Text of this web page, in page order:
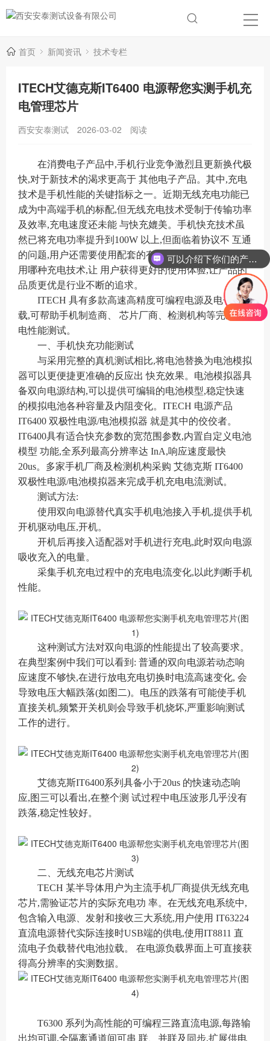
首页 新闻资讯 技术专栏
ITECH艾德克斯IT6400 电源帮您实测手机充
电管理芯片
西安安泰测试 2026-03-02 阅读
在消费电子产品中,手机行业竞争激烈且更新换代极
快,对于新技术的渴求更高于 其他电子产品。其中,充电
技术是手机性能的关键指标之一。近期无线充电功能已
成为中高端手机的标配,但无线充电技术受制于传输功率
及效率,充电速度还未能 与快充媲美。手机快充技术虽
然已将充电功率提升到100W 以上,但面临着协议不 互通
的问题,用户还需要使用配套的有线充电器。当然无论使
用哪种充电技术,让 用户获得更好的使用体验,让产品的
品质更优是行业不断的追求。
ITECH 具有多款高速高精度可编程电源及电子负
载,可帮助手机制造商、 芯片厂商、检测机构等完成充
电性能测试。
一、 手机快充功能测试
与采用完整的真机测试相比,将电池替换为电池模拟
器可以更便捷更准确的反应出 快充效果。电池模拟器具
备双向电源结构,可以提供可编辑的电池模型,稳定快速
的模拟电池各种容量及内阻变化。ITECH 电源产品
IT6400 双极性电源/电池模拟器 就是其中的佼佼者。
IT6400具有适合快充参数的宽范围参数,内置自定义电池
模型 功能,全系列最高分辨率达 InA,响应速度最快
20us。多家手机厂商及检测机构采购 艾德克斯 IT6400
双极性电源/电池模拟器来完成手机充电电流测试。
测试方法:
使用双向电源替代真实手机电池接入手机,提供手机
开机驱动电压,开机。
开机后再接入适配器对手机进行充电,此时双向电源
吸收充入的电量。
采集手机充电过程中的充电电流变化,以此判断手机
性能。
这种测试方法对双向电源的性能提出了较高要求。
在典型案例中我们可以看到 : 普通的双向电源若动态响
应速度不够快,在进行放电充电切换时电流高速变化, 会
导致电压大幅跌落(如图二)。电压的跌落有可能使手机
直接关机,频繁开关机则会导致手机烧坏,严重影响测试
工作的进行。
艾德克斯IT6400系列具备小于20us 的快速动态响
应,图三可以看出,在整个测 试过程中电压波形几乎没有
跌落,稳定性较好。
二、 无线充电芯片测试
TECH 某半导体用户为主流手机厂商提供无线充电
芯片,需验证芯片的实际充电功 率。在无线充电系统中,
包含输入电源、发射和接收三大系统,用户使用 IT63224
直流电源替代实际连接时USB端的供电,使用IT8811 直
流电子负载替代电池拉载。 在电源负载界面上可直接获
得高分辨率的实测数据。
T6300 系列为高性能的可编程三路直流电源,每路输
出均可调,全隔离通道间可串 联、并联及同步,扩展供电
可以介绍下你们的产品么？